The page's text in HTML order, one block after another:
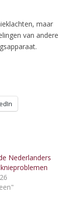
maar
van andere
Nederlanders